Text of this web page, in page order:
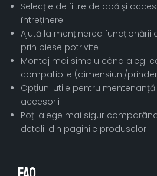
Selecție de filtre de apă și
întreținere
Ajută la menținerea funcționării
prin piese potrivite
Montaj mai simplu când alegi
compatibile (dimensiuni/
Opțiuni utile pentru
accesorii
Poți alege mai sigur
detalii din paginile produselor